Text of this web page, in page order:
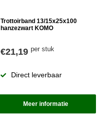
Trottoirband 13/15x25x100
hanzezwart KOMO
€21,19per stuk
Direct leverbaar
Meer informatie